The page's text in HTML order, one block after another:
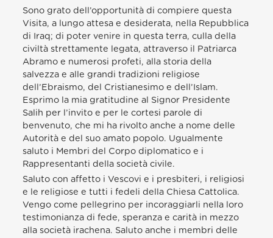
Sono grato dell’opportunità di compiere questa
Visita, a lungo attesa e desiderata, nella Repubblica
di Iraq; di poter venire in questa terra, culla della
civiltà strettamente legata, attraverso il Patriarca
Abramo e numerosi profeti, alla storia della
salvezza e alle grandi tradizioni religiose
dell’Ebraismo, del Cristianesimo e dell’Islam.
Esprimo la mia gratitudine al Signor Presidente
Salih per l’invito e per le cortesi parole di
benvenuto, che mi ha rivolto anche a nome delle
Autorità e del suo amato popolo. Ugualmente
saluto i Membri del Corpo diplomatico e i
Rappresentanti della società civile.
Saluto con affetto i Vescovi e i presbiteri, i religiosi
e le religiose e tutti i fedeli della Chiesa Cattolica.
Vengo come pellegrino per incoraggiarli nella loro
testimonianza di fede, speranza e carità in mezzo
alla società irachena. Saluto anche i membri delle